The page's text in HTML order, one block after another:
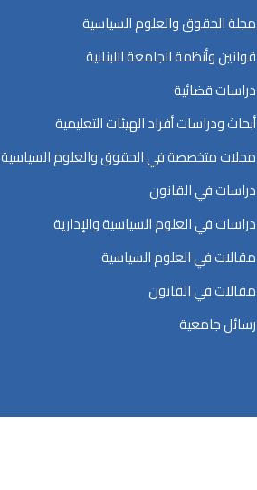
مجلة الحقوق والعلوم السياسية
قوانين وأنظمة الجامعة اللبنانية
دراسات قضائية
أبحاث ودراسات أفراد الهيئات التعليمية
مجلات متخصصة في الحقوق والعلوم السياسية
دراسات في القانون
دراسات في العلوم السياسية والإدارية
مقالات في العلوم السياسية
مقالات في القانون
رسائل جامعية